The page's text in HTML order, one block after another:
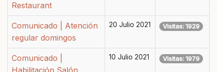
Restaurant
Comunicado | Atención
regular domingos
20 Julio 2021 Visitas: 1929
Comunicado |
Habilitación Salón
10 Julio 2021 Visitas: 1979